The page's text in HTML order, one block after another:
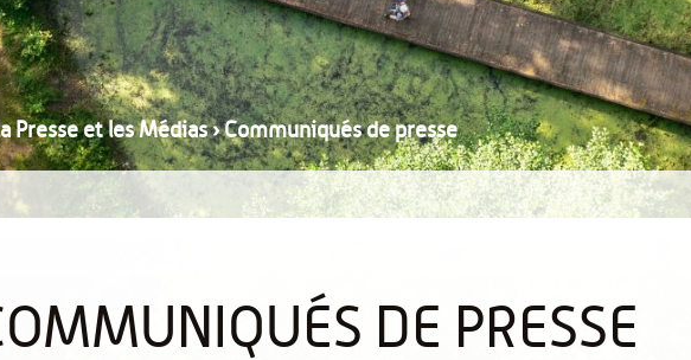
Presse et les Médias›Communiqués de presse
DE PRESSE